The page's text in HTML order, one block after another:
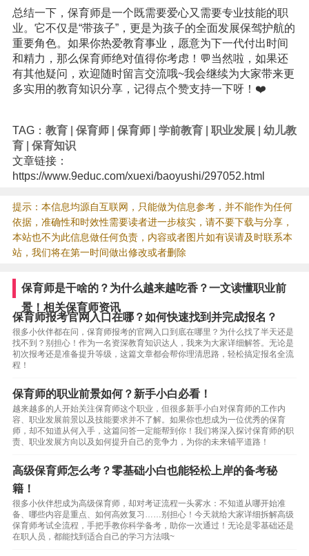
总结一下，保育师是一个既需要爱心又需要专业技能的职
业。它不仅是“带孩子”，更是为孩子的全面发展保驾护航的
重要角色。如果你热爱教育事业，愿意为下一代付出时间
和精力，那么保育师绝对值得你考虑！💬当然啦，如果还
有其他疑问，欢迎随时留言交流哦~我会继续为大家带来更
多实用的教育知识分享，记得点个赞支持一下呀！❤️
TAG： 教育| 保育师| 保育师| 学前教育| 职业发展| 幼儿教
育| 保育知识
文章链接：
https://www.9educ.com/xuexi/baoyushi/297052.html
提示：本信息均源自互联网，只能做为信息参考，并不能作为任何
依据，准确性和时效性需要读者进一步核实，请不要下载与分享，
本站也不为此信息做任何负责，内容或者图片如有误请及时联系本
站，我们将在第一时间做出修改或者删除
保育师是干啥的？为什么越来越吃香？一文读懂职业前
景！相关保育师资讯
保育师报考官网入口在哪？如何快速找到并完成报名？
很多小伙伴都在问，保育师报考的官网入口到底在哪里？为什么找了半天还是
找不到？别担心！作为一名资深教育知识达人，我来为大家详细解答。无论是
初次报考还是准备提升等级，这篇文章都会帮你理清思路，轻松搞定报名全流
程！
保育师的职业前景如何？新手小白必看！
越来越多的人开始关注保育师这个职业，但很多新手小白对保育师的工作内
容、职业发展前景以及技能要求并不了解。如果你也想成为一位优秀的保育
师，却不知道从何入手，这篇问答一定能帮到你！我们将深入探讨保育师的职
责、职业发展方向以及如何提升自己的竞争力，为你的未来铺平道路！
高级保育师怎么考？零基础小白也能轻松上岸的备考秘
籍！
很多小伙伴想成为高级保育师，却对考证流程一头雾水：不知道从哪开始准
备、哪些内容是重点、如何高效复习……别担心！今天就给大家详细拆解高级
保育师考试全流程，手把手教你科学备考，助你一次通过！无论是零基础还是
在职人员，都能找到适合自己的学习方法哦~